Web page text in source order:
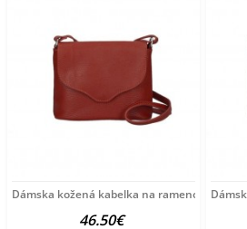
Dámska kožená kabelka na rameno MI64
46.50€